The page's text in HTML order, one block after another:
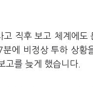
고 직후 보고 체계에도
에 비정상 투하 상황
고를 늦게 했습니다.